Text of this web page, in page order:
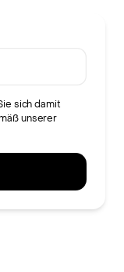
sich damit
unserer